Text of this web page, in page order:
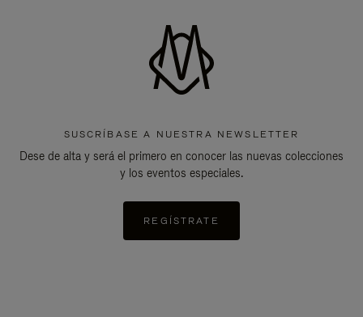
SUSCRÍBASE A NUESTRA NEWSLETTER
Dese de alta y será el primero en conocer las nuevas colecciones
y los eventos especiales.
REGÍSTRATE